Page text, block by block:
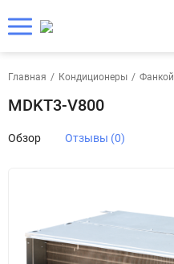
Главная / Кондиционеры /
MDKT3-V800
Обзор Отзывы (0)